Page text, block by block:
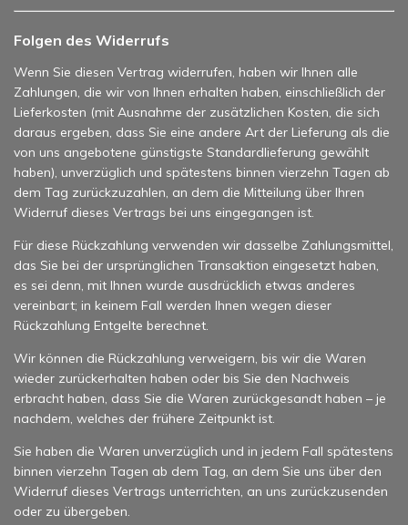
Folgen des Widerrufs
Wenn Sie diesen Vertrag widerrufen, haben wir Ihnen alle
Zahlungen, die wir von Ihnen erhalten haben, einschließlich der
Lieferkosten (mit Ausnahme der zusätzlichen Kosten, die sich
daraus ergeben, dass Sie eine andere Art der Lieferung als die
von uns angebotene günstigste Standardlieferung gewählt
haben), unverzüglich und spätestens binnen vierzehn Tagen ab
dem Tag zurückzuzahlen, an dem die Mitteilung über Ihren
Widerruf dieses Vertrags bei uns eingegangen ist.
Für diese Rückzahlung verwenden wir dasselbe Zahlungsmittel,
das Sie bei der ursprünglichen Transaktion eingesetzt haben,
es sei denn, mit Ihnen wurde ausdrücklich etwas anderes
vereinbart; in keinem Fall werden Ihnen wegen dieser
Rückzahlung Entgelte berechnet.
Wir können die Rückzahlung verweigern, bis wir die Waren
wieder zurückerhalten haben oder bis Sie den Nachweis
erbracht haben, dass Sie die Waren zurückgesandt haben – je
nachdem, welches der frühere Zeitpunkt ist.
Sie haben die Waren unverzüglich und in jedem Fall spätestens
binnen vierzehn Tagen ab dem Tag, an dem Sie uns über den
Widerruf dieses Vertrags unterrichten, an uns zurückzusenden
oder zu übergeben.